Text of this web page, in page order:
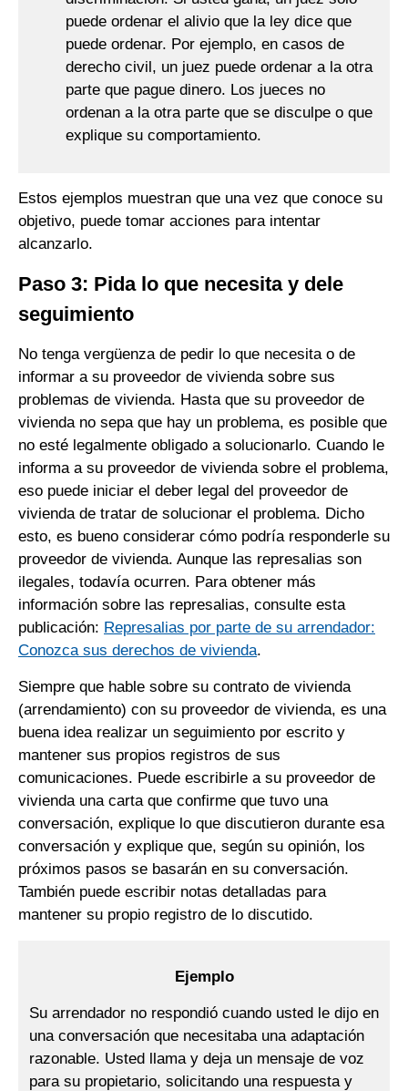
puede ordenar el alivio que la ley dice que
puede ordenar. Por ejemplo, en casos de
derecho civil, un juez puede ordenar a la otra
parte que pague dinero. Los jueces no
ordenan a la otra parte que se disculpe o que
explique su comportamiento.
Estos ejemplos muestran que una vez que conoce su
objetivo, puede tomar acciones para intentar
alcanzarlo.
Paso 3: Pida lo que necesita y dele
seguimiento
No tenga vergüenza de pedir lo que necesita o de
informar a su proveedor de vivienda sobre sus
problemas de vivienda. Hasta que su proveedor de
vivienda no sepa que hay un problema, es posible que
no esté legalmente obligado a solucionarlo. Cuando le
informa a su proveedor de vivienda sobre el problema,
eso puede iniciar el deber legal del proveedor de
vivienda de tratar de solucionar el problema. Dicho
esto, es bueno considerar cómo podría responderle su
proveedor de vivienda. Aunque las represalias son
ilegales, todavía ocurren. Para obtener más
información sobre las represalias, consulte esta
publicación: Represalias por parte de su arrendador:
Conozca sus derechos de vivienda.
Siempre que hable sobre su contrato de vivienda
(arrendamiento) con su proveedor de vivienda, es una
buena idea realizar un seguimiento por escrito y
mantener sus propios registros de sus
comunicaciones. Puede escribirle a su proveedor de
vivienda una carta que confirme que tuvo una
conversación, explique lo que discutieron durante esa
conversación y explique que, según su opinión, los
próximos pasos se basarán en su conversación.
También puede escribir notas detalladas para
mantener su propio registro de lo discutido.
Ejemplo
Su arrendador no respondió cuando usted le dijo en
una conversación que necesitaba una adaptación
razonable. Usted llama y deja un mensaje de voz
para su propietario, solicitando una respuesta y